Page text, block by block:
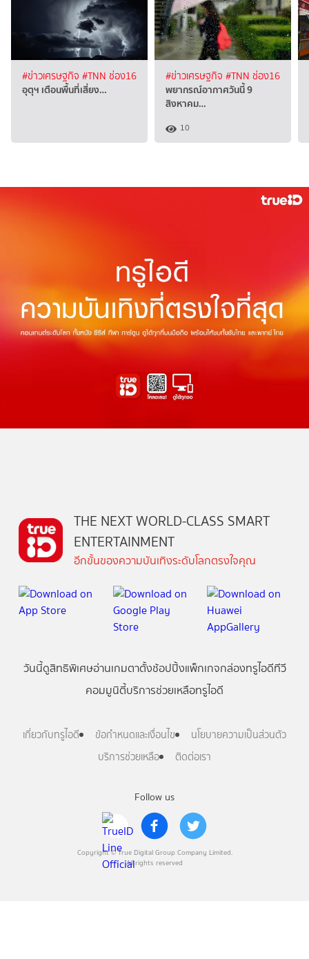
#ข่าวเศรษฐกิจ #TNN ช่อง16
อุตุฯ เตือนพื้นที่เสี่ยง…
#ข่าวเศรษฐกิจ #TNN ช่อง16
พยากรณ์อากาศวันนี้ 9
สิงหาคม…
10
Follow us
Copyright © True Digital Group Company Limited.
All rights reserved
THE NEXT WORLD-CLASS SMART
ENTERTAINMENT
อีกขั้นของความบันเทิงระดับโลกตรงใจคุณ
วันนี้ดูสิทธิพิเศษอ่านเกมตาตั้งช้อปปิ้งแพ็กเกจกล่องทรูไอดีทีวี
คอมมูนิตี้บริการช่วยเหลือทรูไอดี
เกี่ยวกับทรูไอดี ข้อกำหนดและเงื่อนไข
นโยบายความเป็นส่วนตัว
บริการช่วยเหลือ
ติดต่อเรา